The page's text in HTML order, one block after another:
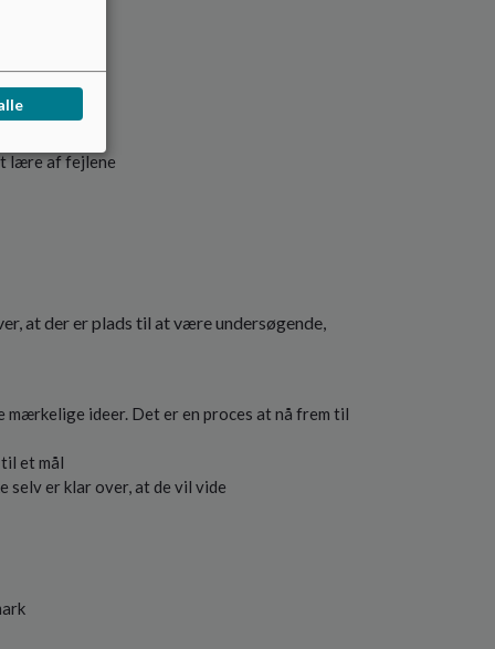
lære af fejlene
at der er plads til at være undersøgende,
ideer. Det er en proces at nå frem til
et mål
selv er klar over, at de vil vide